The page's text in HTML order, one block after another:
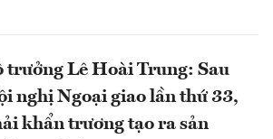
trưởng Lê Hoài Trung: Sau
nghị Ngoại giao lần thứ 33,
khẩn trương tạo ra sản